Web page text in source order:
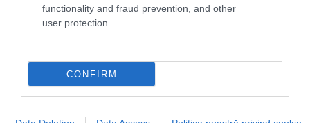
functionality and fraud prevention, and other
user protection.
CONFIRM